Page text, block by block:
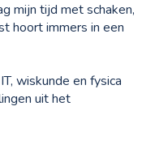
mijn tijd met schaken,
hoort immers in een
wiskunde en fysica
uit het